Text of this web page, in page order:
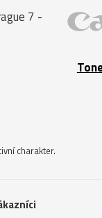
7 -
charakter.